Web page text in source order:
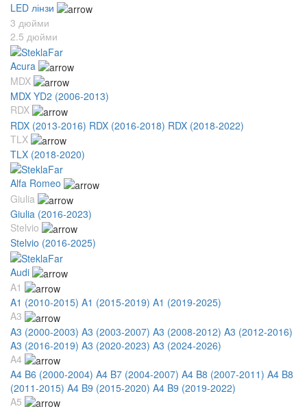
LED лінзи
3 дюйми
2.5 дюйми
Acura
MDX
MDX YD2 (2006-2013)
RDX
RDX (2013-2016) RDX (2016-2018) RDX (2018-2022)
TLX
TLX (2018-2020)
Alfa Romeo
Giulia
Giulia (2016-2023)
Stelvio
Stelvio (2016-2025)
Audi
A1
A1 (2010-2015) A1 (2015-2019) A1 (2019-2025)
A3
A3 (2000-2003) A3 (2003-2007) A3 (2008-2012) A3 (2012-2016)
A3 (2016-2019) A3 (2020-2023) A3 (2024-2026)
A4
A4 B6 (2000-2004) A4 B7 (2004-2007) A4 B8 (2007-2011) A4 B8
(2011-2015) A4 B9 (2015-2020) A4 B9 (2019-2022)
A5